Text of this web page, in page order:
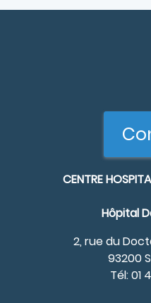
CENTRE
Hôpital
2, rue du
93200
Tél: 01